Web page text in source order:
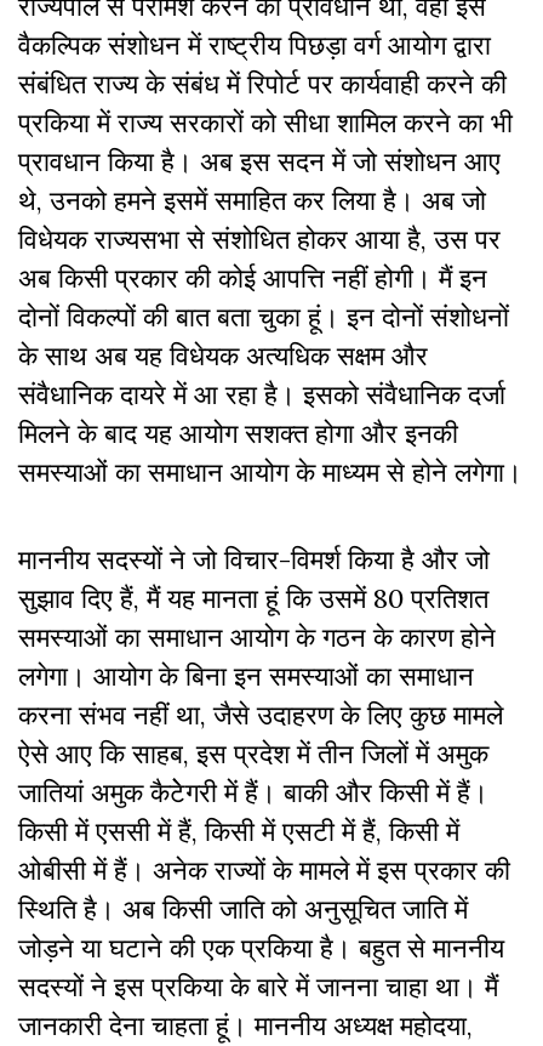
वैकल्पिक संशोधन में राष्ट्रीय पिछड़ा वर्ग आयोग द्वारा
संबंधित राज्य के संबंध में रिपोर्ट पर कार्यवाही करने की
प्रकिया में राज्य सरकारों को सीधा शामिल करने का भी
प्रावधान किया है। अब इस सदन में जो संशोधन आए
थे, उनको हमने इसमें समाहित कर लिया है। अब जो
विधेयक राज्यसभा से संशोधित होकर आया है, उस पर
अब किसी प्रकार की कोई आपत्ति नहीं होगी। मैं इन
दोनों विकल्पों की बात बता चुका हूं। इन दोनों संशोधनों
के साथ अब यह विधेयक अत्यधिक सक्षम और
संवैधानिक दायरे में आ रहा है। इसको संवैधानिक दर्जा
मिलने के बाद यह आयोग सशक्त होगा और इनकी
समस्याओं का समाधान आयोग के माध्यम से होने लगेगा।
माननीय सदस्यों ने जो विचार-विमर्श किया है और जो
सुझाव दिए हैं, मैं यह मानता हूं कि उसमें 80 प्रतिशत
समस्याओं का समाधान आयोग के गठन के कारण होने
लगेगा। आयोग के बिना इन समस्याओं का समाधान
करना संभव नहीं था, जैसे उदाहरण के लिए कुछ मामले
ऐसे आए कि साहब, इस प्रदेश में तीन जिलों में अमुक
जातियां अमुक कैटेेगरी में हैं। बाकी और किसी में हैं।
किसी में एससी में हैं, किसी में एसटी में हैं, किसी में
ओबीसी में हैं। अनेक राज्यों के मामले में इस प्रकार की
स्थिति है। अब किसी जाति को अनुसूचित जाति में
जोड़ने या घटाने की एक प्रकिया है। बहुत से माननीय
सदस्यों ने इस प्रकिया के बारे में जानना चाहा था। मैं
जानकारी देना चाहता हूं। माननीय अध्यक्ष महोदया,